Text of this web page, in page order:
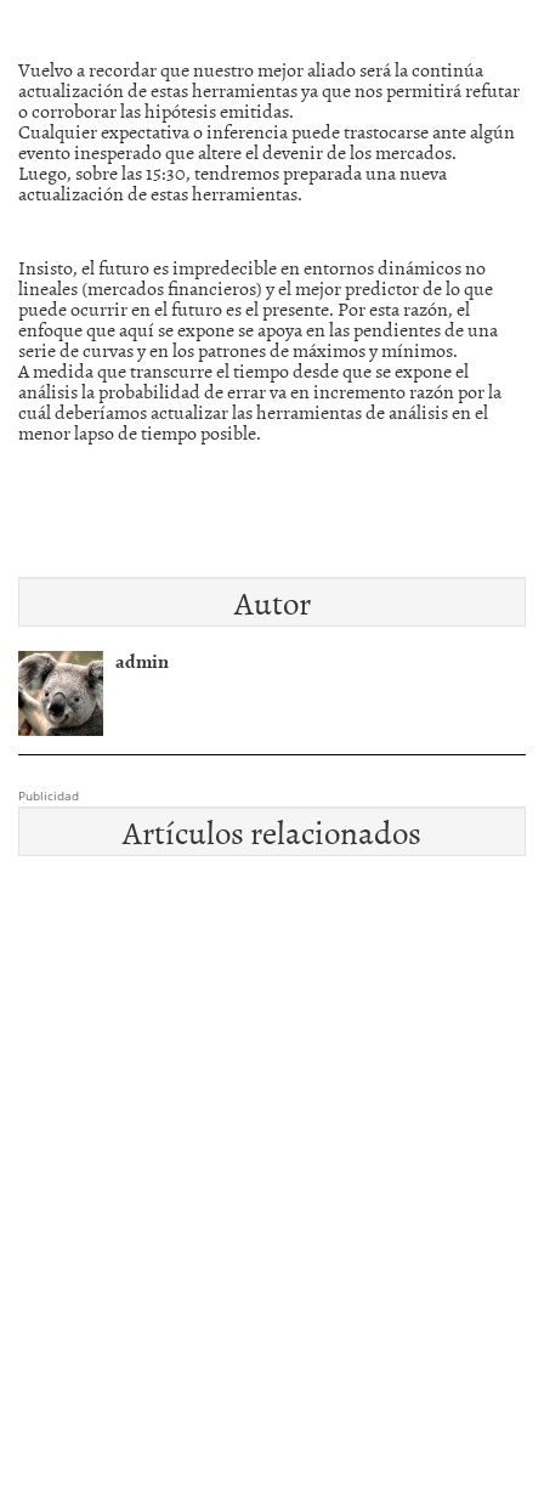
Vuelvo a recordar que nuestro mejor aliado será la continúa
actualización de estas herramientas ya que nos permitirá refutar
o corroborar las hipótesis emitidas.
Cualquier expectativa o inferencia puede trastocarse ante algún
evento inesperado que altere el devenir de los mercados.
Luego, sobre las 15:30, tendremos preparada una nueva
actualización de estas herramientas.
Insisto, el futuro es impredecible en entornos dinámicos no
lineales (mercados financieros) y el mejor predictor de lo que
puede ocurrir en el futuro es el presente. Por esta razón, el
enfoque que aquí se expone se apoya en las pendientes de una
serie de curvas y en los patrones de máximos y mínimos.
A medida que transcurre el tiempo desde que se expone el
análisis la probabilidad de errar va en incremento razón por la
cuál deberíamos actualizar las herramientas de análisis en el
menor lapso de tiempo posible.
Autor
admin
Publicidad
Artículos relacionados